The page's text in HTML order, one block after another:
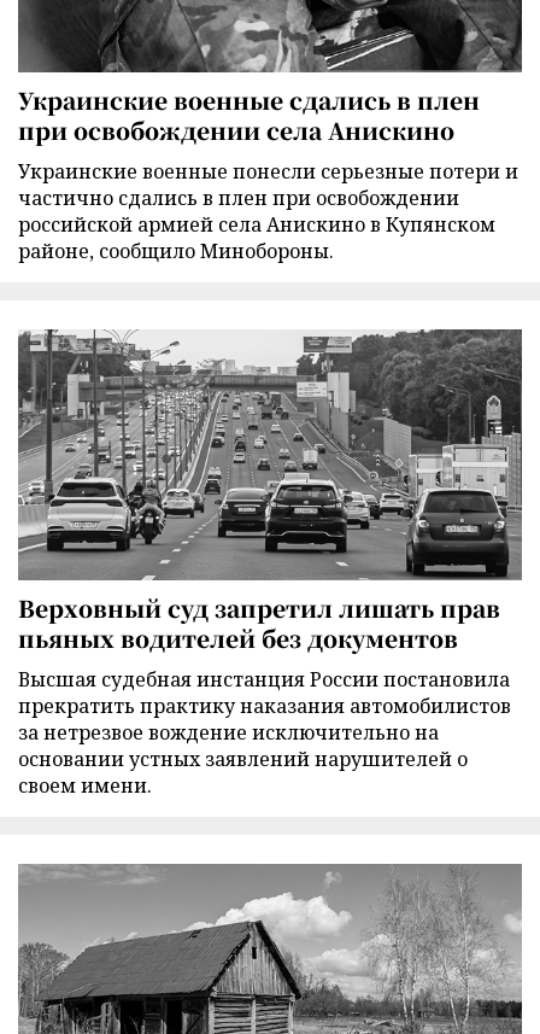
Украинские военные сдались в плен
при освобождении села Анискино
Украинские военные понесли серьезные потери и
частично сдались в плен при освобождении
российской армией села Анискино в Купянском
районе, сообщило Минобороны.
Верховный суд запретил лишать прав
пьяных водителей без документов
Высшая судебная инстанция России постановила
прекратить практику наказания автомобилистов
за нетрезвое вождение исключительно на
основании устных заявлений нарушителей о
своем имени.